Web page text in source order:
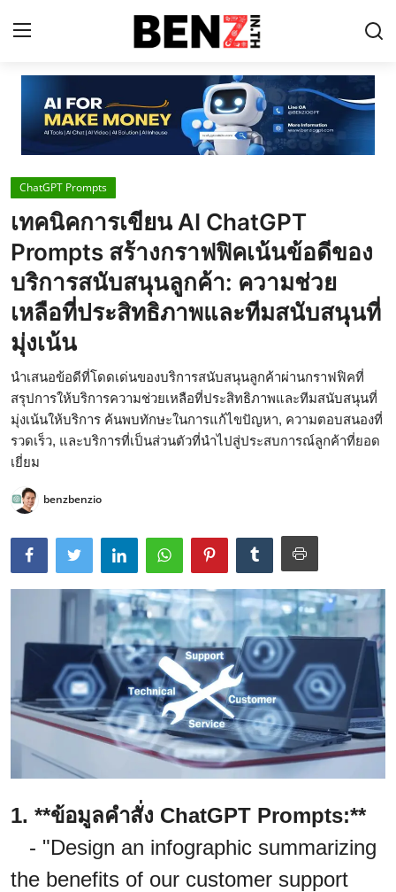
Home
Contact
AI Tools
ChatGPT Prompts
ข่าว AI รอบโลก
ThaiGPT Builder
คอร์สเรียน ChatGPT
ChatGPT Prompts
เทคนิคการเขียน AI ChatGPT
Prompts สร้างกราฟฟิคเน้นข้อดีของ
บริการสนับสนุนลูกค้า: ความช่วย
เหลือที่ประสิทธิภาพและทีมสนับสนุนที่
มุ่งเน้น
นำเสนอข้อดีที่โดดเด่นของบริการสนับสนุนลูกค้าผ่านกราฟฟิคที่
สรุปการให้บริการความช่วยเหลือที่ประสิทธิภาพและทีมสนับสนุนที่
มุ่งเน้นให้บริการ ค้นพบทักษะในการแก้ไขปัญหา, ความตอบสนองที่
รวดเร็ว, และบริการที่เป็นส่วนตัวที่นำไปสู่ประสบการณ์ลูกค้าที่ยอด
เยี่ยม
benzbenzio
1. **ข้อมูลคำสั่ง ChatGPT Prompts:**
- "Design an infographic summarizing
the benefits of our customer support